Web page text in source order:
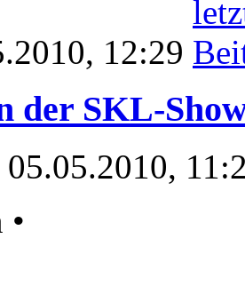
12:29
der SKL-
05.05.2010,
•